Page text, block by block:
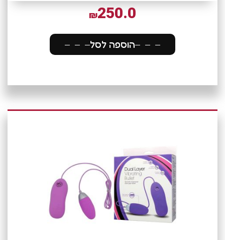
₪250.0
הוספה לסל